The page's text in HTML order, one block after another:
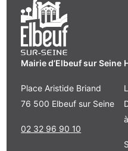
Mairie d’Elbeuf sur Seine
Place Aristide Briand
76 500 Elbeuf sur Seine
02 32 96 90 10